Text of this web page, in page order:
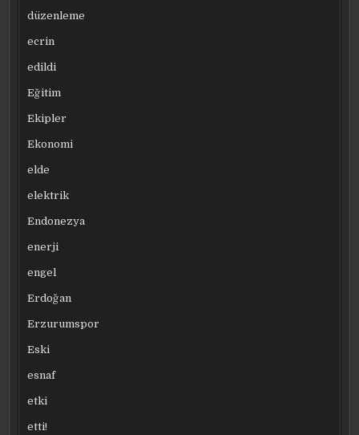
düzenleme
ecrin
edildi
Eğitim
Ekipler
Ekonomi
elde
elektrik
Endonezya
enerji
engel
Erdoğan
Erzurumspor
Eski
esnaf
etki
etti!